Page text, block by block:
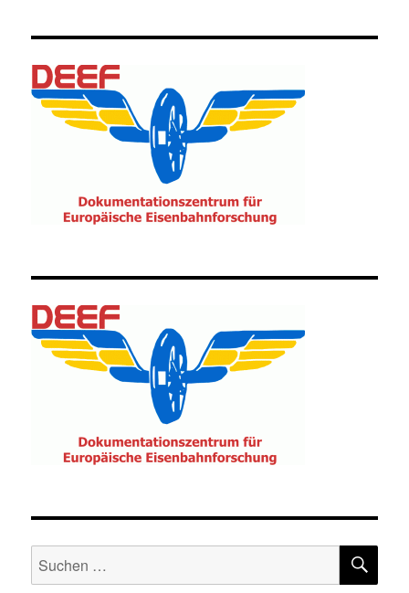
Suche
nach: